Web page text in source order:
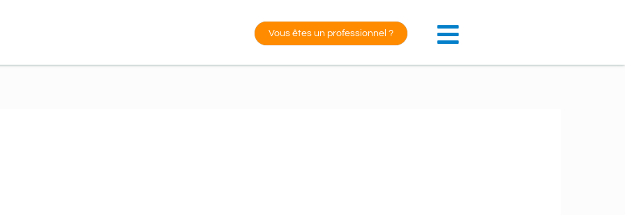
Vous êtes un professionnel ?